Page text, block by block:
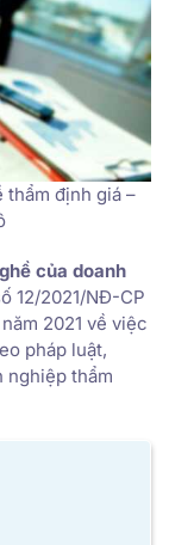
thẩm định giá –
của doanh
12/2021/NĐ-CP
2021 về việc
pháp luật,
nghiệp thẩm